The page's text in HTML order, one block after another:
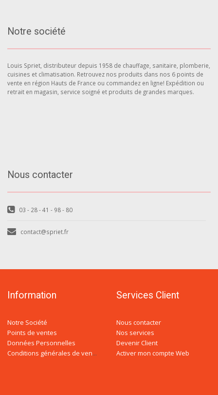
Notre société
Louis Spriet, distributeur depuis 1958 de chauffage, sanitaire, plomberie,
cuisines et climatisation. Retrouvez nos produits dans nos 6 points de
vente en région Hauts de France ou commandez en ligne! Expédition ou
retrait en magasin, service soigné et produits de grandes marques.
Nous contacter
03 - 28 - 41 - 98 - 80
contact@spriet.fr
Information
Notre Société
Points de ventes
Données Personnelles
Conditions générales de ventes
Services Client
Nous contacter
Nos services
Devenir Client
Activer mon compte Web